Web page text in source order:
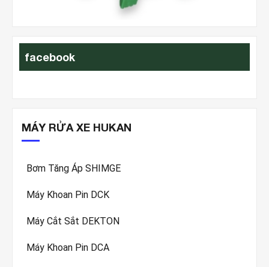
facebook
MÁY RỬA XE HUKAN
Bơm Tăng Áp SHIMGE
Máy Khoan Pin DCK
Máy Cắt Sắt DEKTON
Máy Khoan Pin DCA